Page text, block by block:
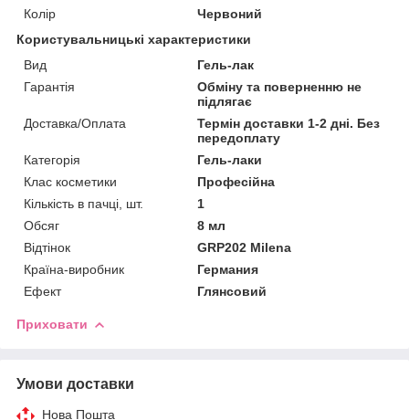
Колір
Червоний
Користувальницькі характеристики
Вид
Гель-лак
Гарантія
Обміну та поверненню не
підлягає
Доставка/Оплата
Термін доставки 1-2 дні. Без
передоплату
Категорія
Гель-лаки
Клас косметики
Професійна
Кількість в пачці, шт.
1
Обсяг
8 мл
Відтінок
GRP202 Milena
Країна-виробник
Германия
Ефект
Глянсовий
Приховати
Умови доставки
Нова Пошта